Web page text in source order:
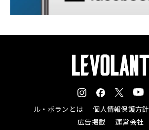
ル・ボランとは 個人情報保護方針
広告掲載
運営会社